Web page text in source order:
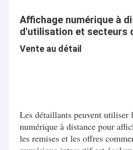
Panneau étiré d'affichage à
Affichage numérique à
d'utilisation et secteurs
Vente au détail
Les détaillants peuvent utiliser
numérique à distance pour
les remises et les offres